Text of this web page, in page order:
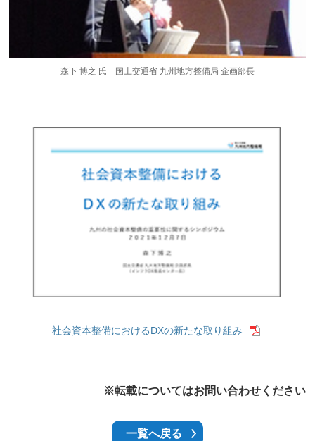
森下 博之 氏 国土交通省 九州地方整備局 企画部長
社会資本整備におけるDXの新たな取り組み
※転載についてはお問い合わせください
一覧へ戻る